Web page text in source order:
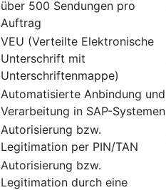
über 500 Sendungen pro
Auftrag
VEU (Verteilte Elektronische
Unterschrift mit
Unterschriftenmappe)
Automatisierte Anbindung und
Verarbeitung in SAP-Systemen
Autorisierung bzw.
Legitimation per PIN/TAN
Autorisierung bzw.
Legitimation durch eine